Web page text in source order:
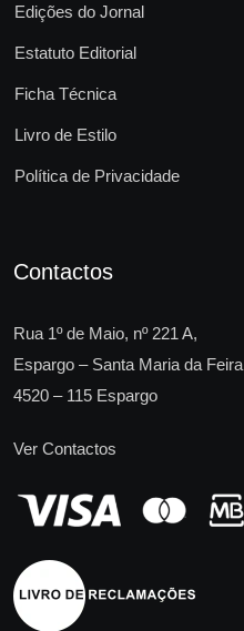
Edições do Jornal
Estatuto Editorial
Ficha Técnica
Livro de Estilo
Política de Privacidade
Contactos
Rua 1º de Maio, nº 221 A,
Espargo – Santa Maria da Feira
4520 – 115 Espargo
Ver Contactos